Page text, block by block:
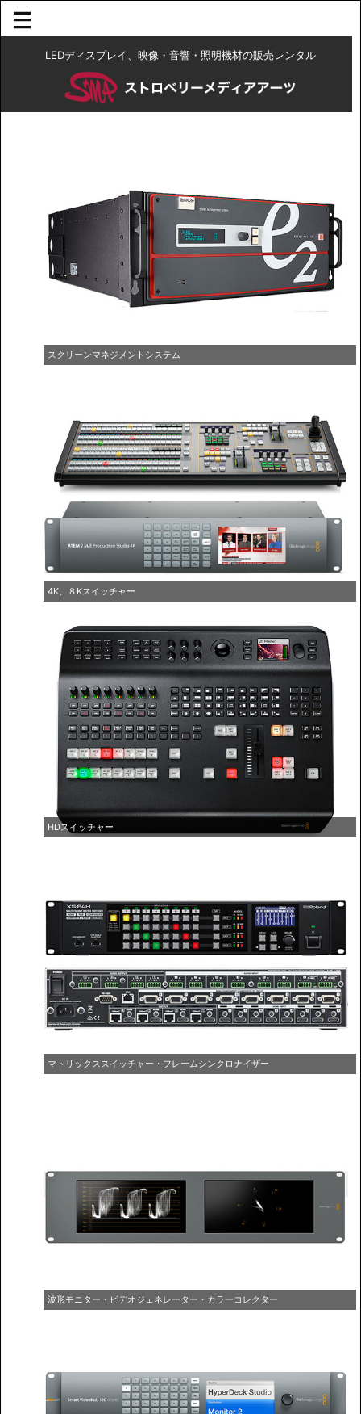
LEDディスプレイ、映像・音響・照明機材の販売レンタル
スクリーンマネジメントシステム
4K、８Kスイッチャー
HDスイッチャー
マトリックススイッチャー・フレームシンクロナイザー
波形モニター・ビデオジェネレーター・カラーコレクター